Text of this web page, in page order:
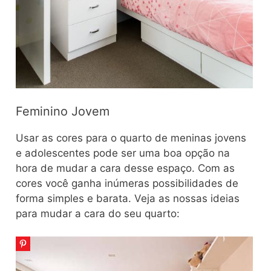
Feminino Jovem
Usar as cores para o quarto de meninas jovens
e adolescentes pode ser uma boa opção na
hora de mudar a cara desse espaço. Com as
cores você ganha inúmeras possibilidades de
forma simples e barata. Veja as nossas ideias
para mudar a cara do seu quarto: